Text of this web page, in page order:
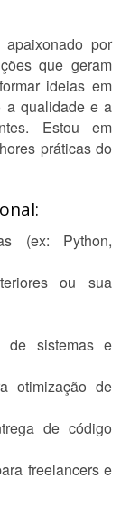
por
que geram
ideias em
a qualidade e a
Estou em
práticas do
(ex: Python,
ou sua
de sistemas e
otimização de
de código
freelancers e